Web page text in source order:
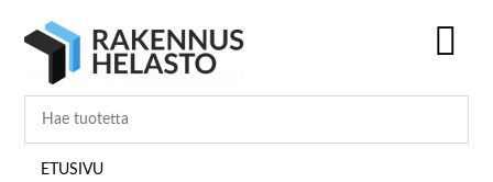
pääsisältöön
ensisijaiseen
alatunnisteeseen
ETUSIVU